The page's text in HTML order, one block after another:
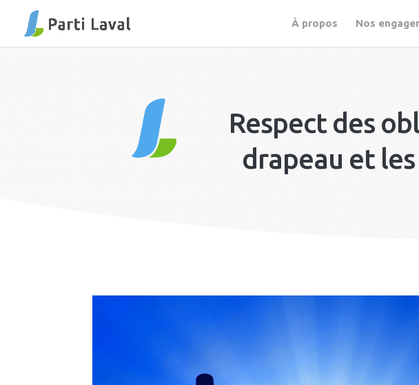
À propos Nos
Respect des
drapeau et